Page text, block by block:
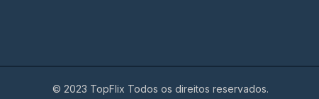
© 2023 TopFlix Todos os direitos reservados.